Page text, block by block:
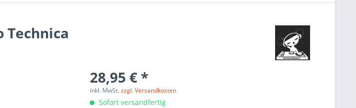
Technica
28,95 € *
inkl. MwSt.zzgl. Versandkosten
Sofort versandfertig